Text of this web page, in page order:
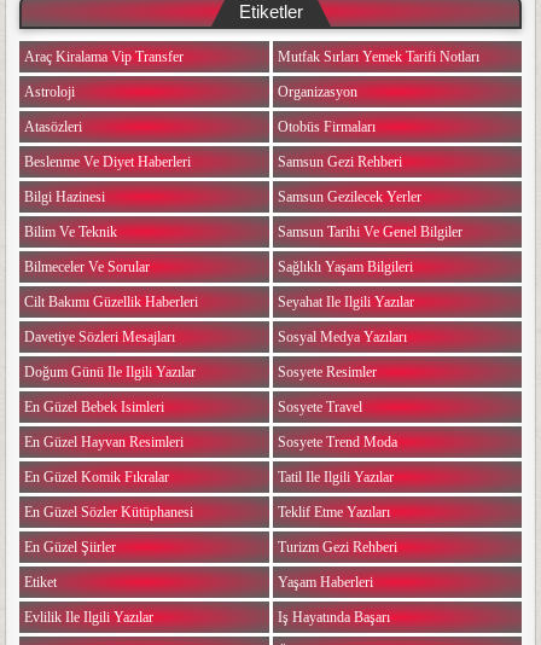
Etiketler
Araç Kiralama Vip Transfer
Astroloji
Atasözleri
Beslenme Ve Diyet Haberleri
Bilgi Hazinesi
Bilim Ve Teknik
Bilmeceler Ve Sorular
Cilt Bakımı Güzellik Haberleri
Davetiye Sözleri Mesajları
Doğum Günü Ile Ilgili Yazılar
En Güzel Bebek Isimleri
En Güzel Hayvan Resimleri
En Güzel Komik Fıkralar
En Güzel Sözler Kütüphanesi
En Güzel Şiirler
Etiket
Evlilik Ile Ilgili Yazılar
Mutfak Sırları Yemek Tarifi Notları
Organizasyon
Otobüs Firmaları
Samsun Gezi Rehberi
Samsun Gezilecek Yerler
Samsun Tarihi Ve Genel Bilgiler
Sağlıklı Yaşam Bilgileri
Seyahat Ile Ilgili Yazılar
Sosyal Medya Yazıları
Sosyete Resimler
Sosyete Travel
Sosyete Trend Moda
Tatil Ile Ilgili Yazılar
Teklif Etme Yazıları
Turizm Gezi Rehberi
Yaşam Haberleri
Iş Hayatında Başarı